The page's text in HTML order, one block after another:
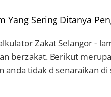
Yang Sering Ditanya
Zakat Selangor -
berzakat. Berikut
anda tidak disenaraikan